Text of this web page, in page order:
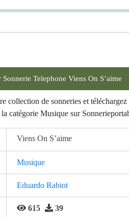
Sonnerie Telephone Viens On S’aime
collection de sonneries et
catégorie Musique sur
Viens On S’aime
Musique
Eduardo Rabiot
615 39